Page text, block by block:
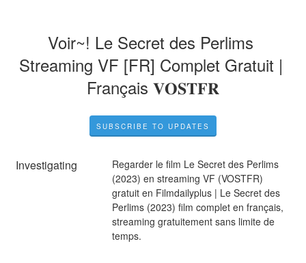
Voir~! Le Secret des Perlims
Streaming VF [FR] Complet Gratuit |
Français 𝐕𝐎𝐒𝐓𝐅𝐑
SUBSCRIBE TO UPDATES
Investigating
Regarder le film Le Secret des Perlims
(2023) en streaming VF (VOSTFR)
gratuit en Filmdailyplus | Le Secret des
Perlims (2023) film complet en français,
streaming gratuitement sans limite de
temps.